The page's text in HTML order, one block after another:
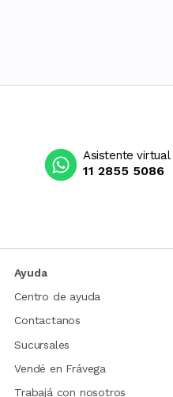
Asistente virtual
11 2855 5086
Ayuda
Centro de ayuda
Contactanos
Sucursales
Vendé en Frávega
Trabajá con nosotros